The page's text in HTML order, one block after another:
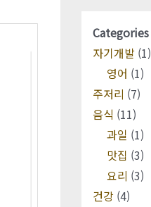
Categories
자기개발 (1)
영어 (1)
주저리 (7)
음식 (11)
과일 (1)
맛집 (3)
요리 (3)
건강 (4)